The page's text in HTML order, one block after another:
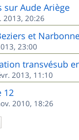
sur Aude Ariège
2013, 20:26
et
23:00
transvésub
2013, 11:10
12
2010, 18:26